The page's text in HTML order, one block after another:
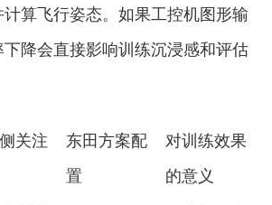
算飞行姿态。如果工控机图形输
降会直接影响训练沉浸感和评估
关注
东田方案配
置
对训练效果
的意义